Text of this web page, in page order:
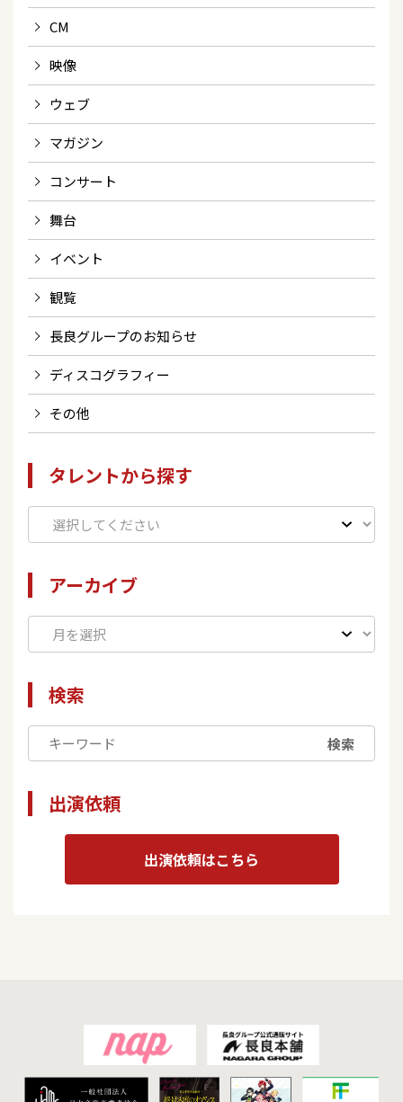
CM
映像
ウェブ
マガジン
コンサート
舞台
イベント
観覧
長良グループのお知らせ
ディスコグラフィー
その他
タレントから探す
アーカイブ
検索
検索
出演依頼
出演依頼はこちら